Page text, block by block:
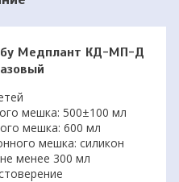
Медплант КД-МП-Д
мешка: 500±100 мл
мешка: 600 мл
мешка: силикон
менее 300 мл